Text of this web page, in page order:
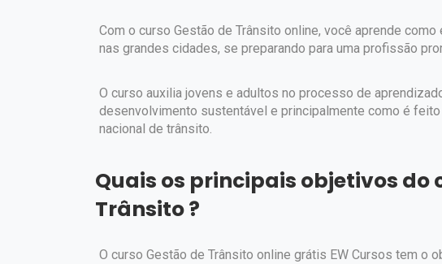
Com o curso Gestão de Trânsito online, você aprende
nas grandes cidades, se preparando para uma profissão
O curso auxilia jovens e adultos no processo de
desenvolvimento sustentável e principalmente como é
nacional de trânsito.
Quais os principais objetivos do
Trânsito ?
O curso Gestão de Trânsito online grátis EW Cursos tem o